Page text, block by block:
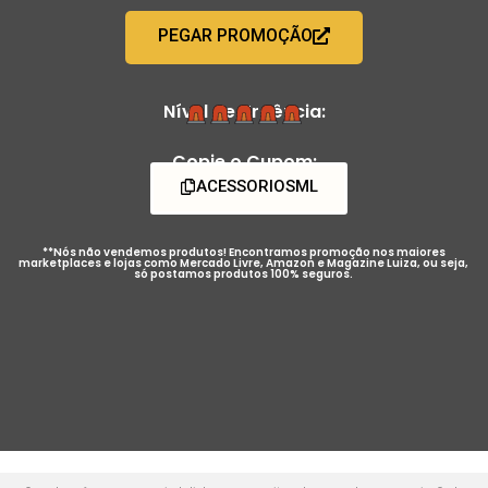
PEGAR PROMOÇÃO
Nível de Urgência:
Copie o Cupom:
ACESSORIOSML
**Nós não vendemos produtos! Encontramos promoção nos maiores
marketplaces e lojas como Mercado Livre, Amazon e Magazine Luiza, ou seja,
só postamos produtos 100% seguros.